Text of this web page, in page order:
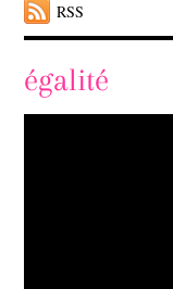
RSS
égalité